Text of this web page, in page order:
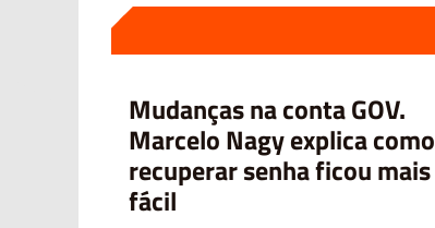
Mudanças na conta GOV.
Marcelo Nagy explica como
recuperar senha ficou mais
fácil